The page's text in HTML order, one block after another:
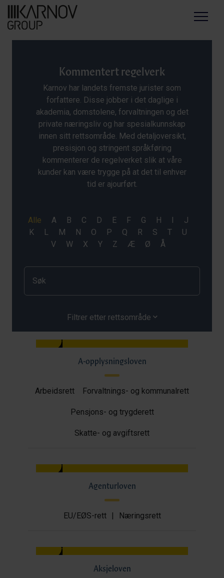
Menu
Kommentert regelverk
Karnov har landets fremste jurister som
forfattere. Disse jobber i det daglige i
akademia, domstolene, forvaltningen og det
private næringsliv og har spesialkunnskap
innen sitt rettsområde. Med detaljoversikt,
presisjon og stringent språkføring
kommenterer de regelverket slik at våre
kunder kan være trygge på at det til enhver
tid er ajourført.
Filtrer etter rettsområde
A-opplysningsloven
Arbeidsrett Forvaltnings- og kommunalrett
Pensjons- og trygderett
Skatte- og avgiftsrett
Agenturloven
EU/EØS-rett | Næringsrett
Aksjeloven